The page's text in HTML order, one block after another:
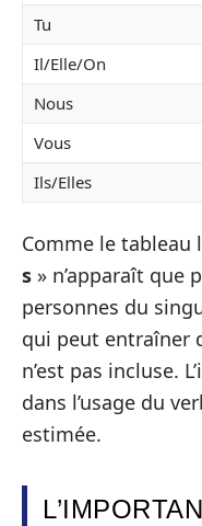
Tu
Il/Elle/On
Nous
Vous
Ils/Elles
Comme le
s » n’apparaît que
personnes du
qui peut entraîner
n’est pas incluse.
dans l’usage du
estimée.